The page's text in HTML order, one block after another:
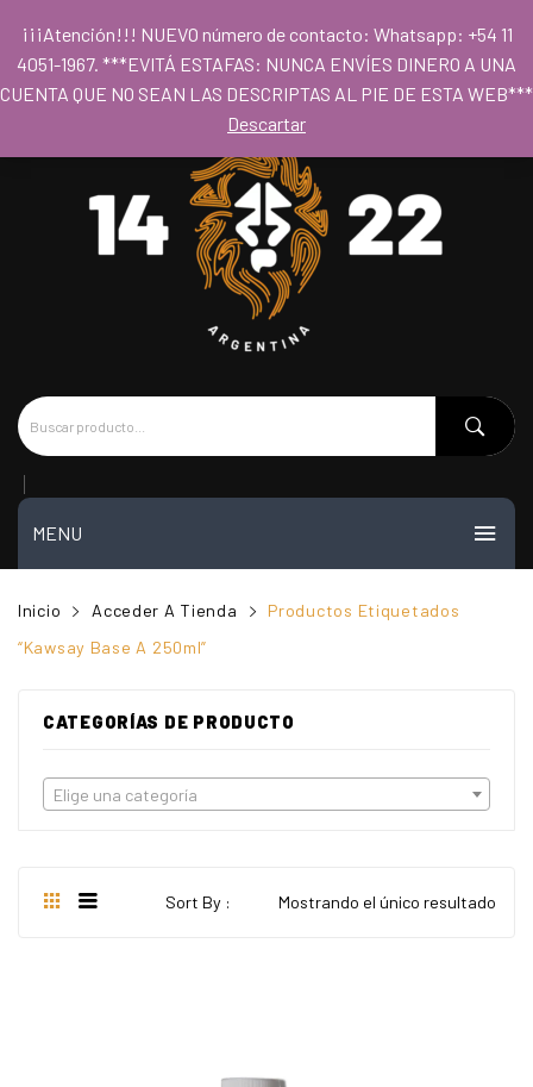
- Horario 09hs a 18hs
MENU
MI CUENTA
PREGUNTAS FRECUENTES
Inicio Acceder A Tienda
Productos Etiquetados
“Kawsay Base A 250ml”
CATEGORÍAS DE PRODUCTO
Elige una categoría
Mostrando el único resultado
Sort By :
¡¡¡Atención!!! NUEVO número de contacto: Whatsapp: +54 11
4051-1967. ***EVITÁ ESTAFAS: NUNCA ENVÍES DINERO A UNA
CUENTA QUE NO SEAN LAS DESCRIPTAS AL PIE DE ESTA WEB***
Descartar